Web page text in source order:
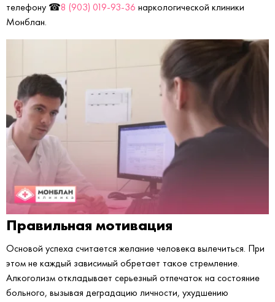
телефону ☎8 (903) 019-93-36 наркологической клиники
Монблан.
Правильная мотивация
Основой успеха считается желание человека вылечиться. При
этом не каждый зависимый обретает такое стремление.
Алкоголизм откладывает серьезный отпечаток на состояние
больного, вызывая деградацию личности, ухудшению